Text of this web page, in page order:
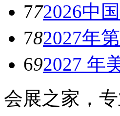
772026中
782027年
692027 年
会展之家，